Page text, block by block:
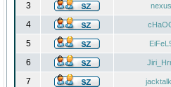
3
4
5
6
7